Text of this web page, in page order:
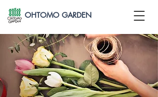
OHTOMO GARDEN